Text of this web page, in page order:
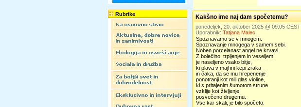
Rubrike Kakšno ime naj dam spočetemu?
ponedeljek, 20. oktober 2025 @ 09:05 CEST
Uporabnik: Tatjana Malec
Spoznavamo se v mnogem.
Spoznavanje mnogega v samem sebi.
Noben porcelanast angel ne krvavi.
Z bolečino, trpljenjem in veseljem
je naseljeno vsako bitje,
ki plava v majhni kepi zraka
in čaka, da se mu hrepenenje
ponotranji kot mili glas violine,
ki s pritajenim šumotom strune
vzklije kot življenje,
posvečeno drugemu.
Vse kar skali, je bilo spočeto.